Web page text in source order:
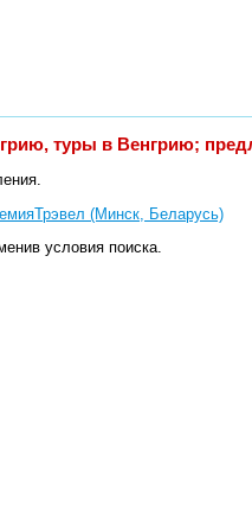
туры в Венгрию;
(Минск, Беларусь)
условия поиска.